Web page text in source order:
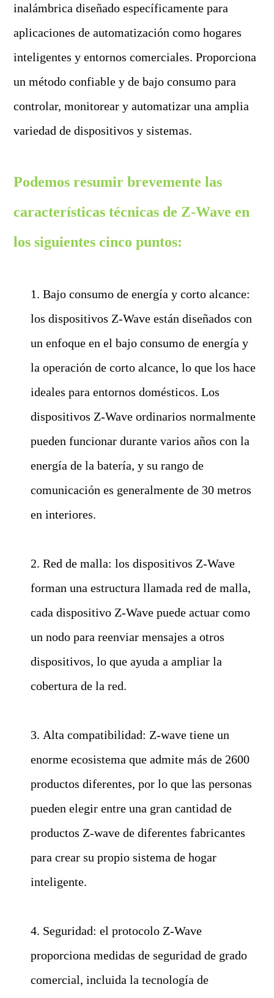
inalámbrica diseñado específicamente para
aplicaciones de automatización como hogares
inteligentes y entornos comerciales. Proporciona
un método confiable y de bajo consumo para
controlar, monitorear y automatizar una amplia
variedad de dispositivos y sistemas.
Podemos resumir brevemente las
características técnicas de Z-Wave en
los siguientes cinco puntos:
1. Bajo consumo de energía y corto alcance:
los dispositivos Z-Wave están diseñados con
un enfoque en el bajo consumo de energía y
la operación de corto alcance, lo que los hace
ideales para entornos domésticos. Los
dispositivos Z-Wave ordinarios normalmente
pueden funcionar durante varios años con la
energía de la batería, y su rango de
comunicación es generalmente de 30 metros
en interiores.
2. Red de malla: los dispositivos Z-Wave
forman una estructura llamada red de malla,
cada dispositivo Z-Wave puede actuar como
un nodo para reenviar mensajes a otros
dispositivos, lo que ayuda a ampliar la
cobertura de la red.
3. Alta compatibilidad: Z-wave tiene un
enorme ecosistema que admite más de 2600
productos diferentes, por lo que las personas
pueden elegir entre una gran cantidad de
productos Z-wave de diferentes fabricantes
para crear su propio sistema de hogar
inteligente.
4. Seguridad: el protocolo Z-Wave
proporciona medidas de seguridad de grado
comercial, incluida la tecnología de